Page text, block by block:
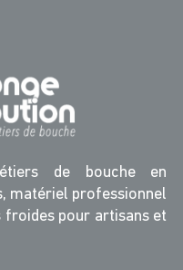
de bouche en
matériel professionnel
pour artisans et